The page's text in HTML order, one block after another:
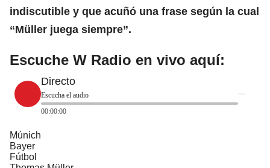
indiscutible y que acuñó una frase según la cual
“Müller juega siempre”.
Escuche W Radio en vivo aquí:
Directo
Escucha el audio
00:00:00
Múnich
Bayer
Fútbol